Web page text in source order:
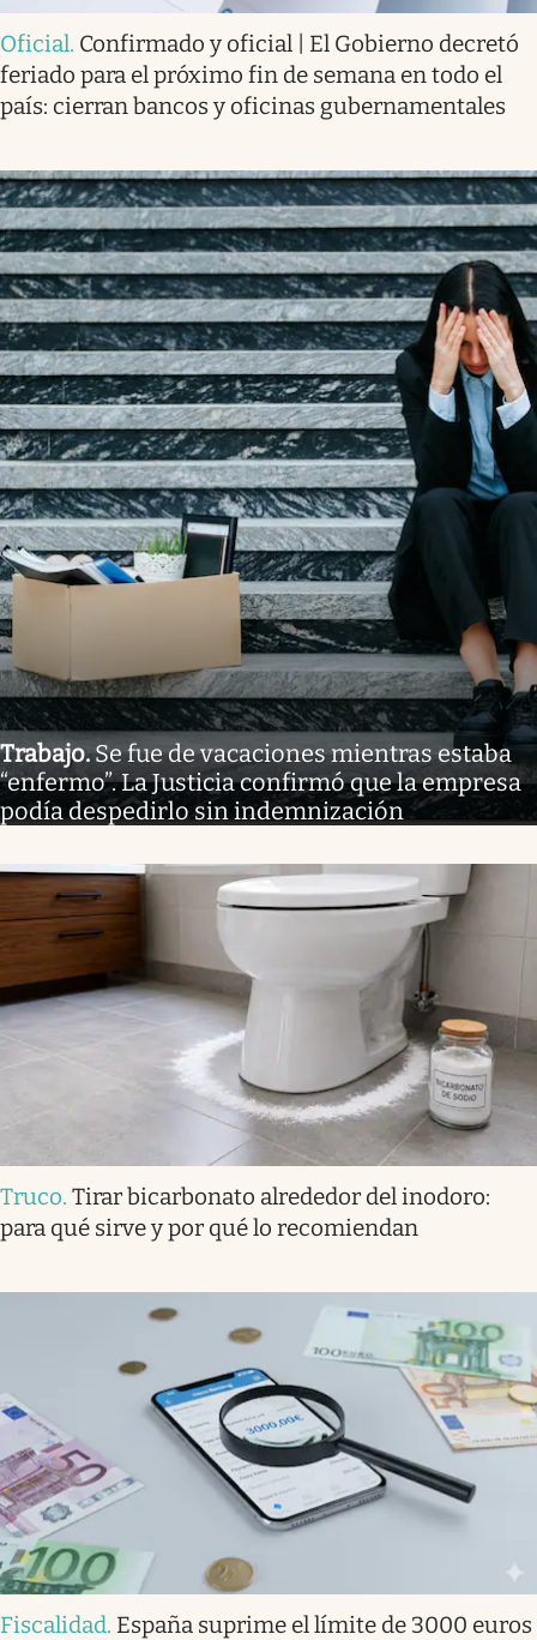
Oficial. Confirmado y oficial | El Gobierno decretó
feriado para el próximo fin de semana en todo el
país: cierran bancos y oficinas gubernamentales
Trabajo.Se fue de vacaciones mientras estaba
“enfermo”. La Justicia confirmó que la empresa
podía despedirlo sin indemnización
Truco. Tirar bicarbonato alrededor del inodoro:
para qué sirve y por qué lo recomiendan
Fiscalidad. España suprime el límite de 3000 euros